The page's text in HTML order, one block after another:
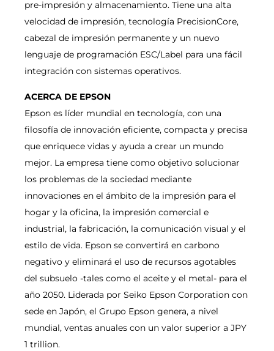
pre-impresión y almacenamiento. Tiene una alta
velocidad de impresión, tecnología PrecisionCore,
cabezal de impresión permanente y un nuevo
lenguaje de programación ESC/Label para una fácil
integración con sistemas operativos.
ACERCA DE EPSON
Epson es líder mundial en tecnología, con una
filosofía de innovación eficiente, compacta y precisa
que enriquece vidas y ayuda a crear un mundo
mejor. La empresa tiene como objetivo solucionar
los problemas de la sociedad mediante
innovaciones en el ámbito de la impresión para el
hogar y la oficina, la impresión comercial e
industrial, la fabricación, la comunicación visual y el
estilo de vida. Epson se convertirá en carbono
negativo y eliminará el uso de recursos agotables
del subsuelo -tales como el aceite y el metal- para el
año 2050. Liderada por Seiko Epson Corporation con
sede en Japón, el Grupo Epson genera, a nivel
mundial, ventas anuales con un valor superior a JPY
1 trillion.